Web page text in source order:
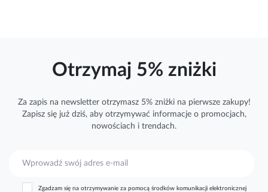
Otrzymaj 5% zniżki
Za zapis na newsletter otrzymasz 5% zniżki na pierwsze zakupy!
Zapisz się już dziś, aby otrzymywać informacjeo promocjach,
nowościach i trendach.
Zgadzam się na otrzymywanie za pomocą środków komunikacji elektronicznej